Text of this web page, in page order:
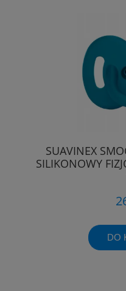
SUAVINEX
SILIKONOWY
DO